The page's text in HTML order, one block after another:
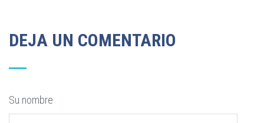
DEJA UN COMENTARIO
Su nombre